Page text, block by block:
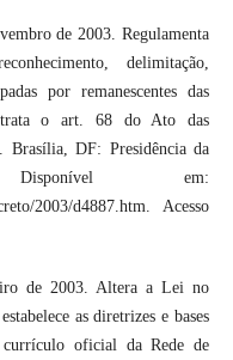
de 2003. Regulamenta
delimitação,
por remanescentes das
trata o art. 68 do Ato das
Brasília, DF: Presidência da
em:
2003/d4887.htm. Acesso
de 2003. Altera a Lei no
as diretrizes e bases
oficial da Rede de